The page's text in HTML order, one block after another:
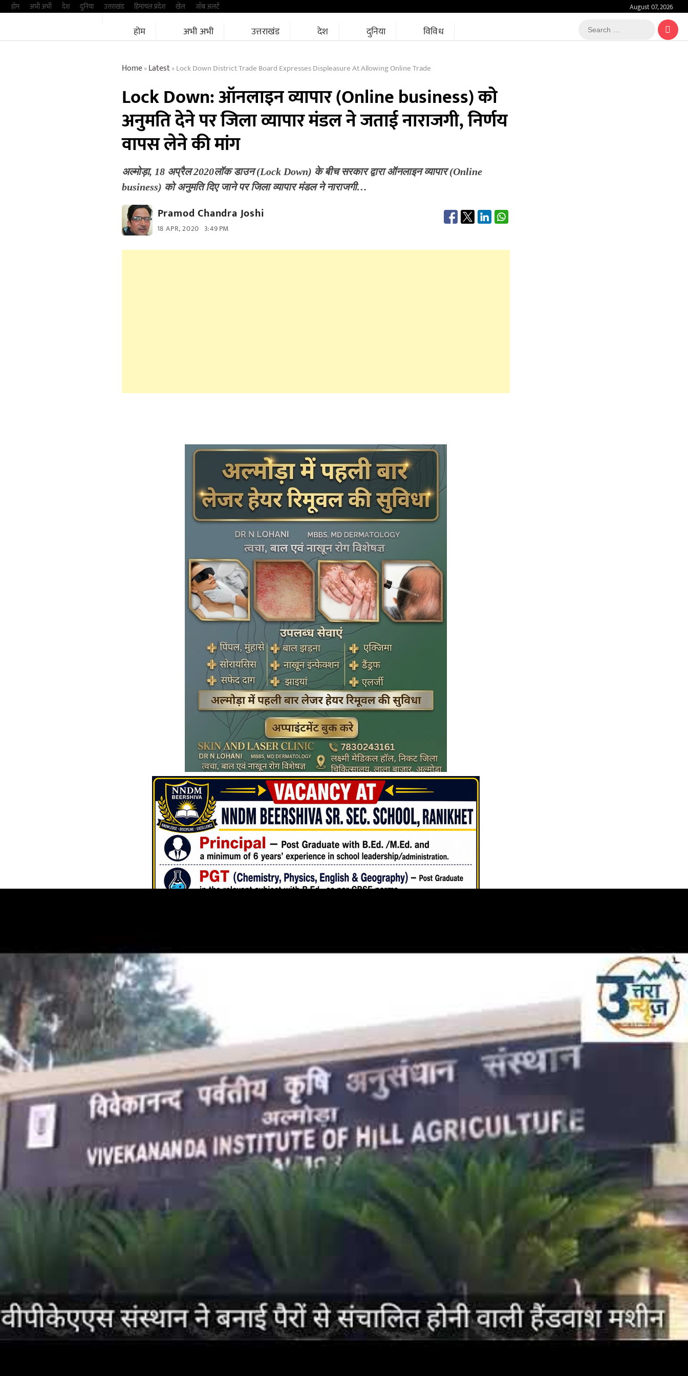
Skipहोम अभी अभी देश दुनिया उत्तराखंड हिमांचल प्रदेश खेल जॉब अलर्ट August 07, 2026
होम अभी अभी उत्तराखंड देश दुनिया विविध
Search
…
Home»Latest»Lock Down District Trade Board Expresses Displeasure At Allowing Online Trade
Lock Down: ऑनलाइन व्यापार (Online business) को
अनुमति देने पर जिला व्यापार मंडल ने जताई नाराजगी, निर्णय
वापस लेने की मांग
अल्मोड़ा, 18 अप्रैल 2020लॉक डाउन (Lock Down) के बीच सरकार द्वारा ऑनलाइन व्यापार (Online
business) को अनुमति दिए जाने पर जिला व्यापार मंडल ने नाराजगी…
Pramod Chandra Joshi
18 APR, 2020 3:49 PM
अल्मोड़ा, 18 अप्रैल 2020
लॉक डाउन (Lock Down) के बीच सरकार द्वारा ऑनलाइन व्यापार (Online business) को अनुमति दिए जाने पर जिला व्यापार
मंडल ने नाराजगी जताई है. सरकार से शीघ्र इस फैसले को वापस लिए जाने की मांग की है.
जिला व्यापार मण्डल के जिलाध्यक्ष हरेन्द्र वर्मा ने मामले को लेकर शनिवार या​नि आज पदाधिकारियों के साथ मोबाइल कांलिग बैठक की.
उन्होंने कहा कि वैश्विक कोरोना महामारी के दौर में जहां पूरा विश्व बाजार पूरे तौर पर प्रभावित है.